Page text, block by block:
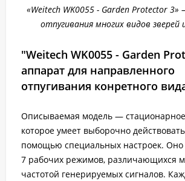
«Weitech WK0055 - Garden Protector
отпугивания многих видов
"Weitech WK0055 - Garden
аппарат для направленного
отпугивания конретного
Описываемая модель — стационарное
которое умеет выборочно
помощью специальных настроек. Оно
7 рабочих режимов, различающихся
частотой генерируемых сигналов.